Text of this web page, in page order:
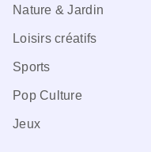
Nature & Jardin
Loisirs créatifs
Sports
Pop Culture
Jeux